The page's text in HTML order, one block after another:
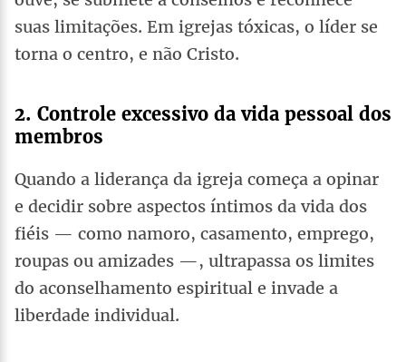
suas limitações. Em igrejas tóxicas, o líder se
torna o centro, e não Cristo.
2. Controle excessivo da vida pessoal dos
membros
Quando a liderança da igreja começa a opinar
e decidir sobre aspectos íntimos da vida dos
fiéis — como namoro, casamento, emprego,
roupas ou amizades —, ultrapassa os limites
do aconselhamento espiritual e invade a
liberdade individual.